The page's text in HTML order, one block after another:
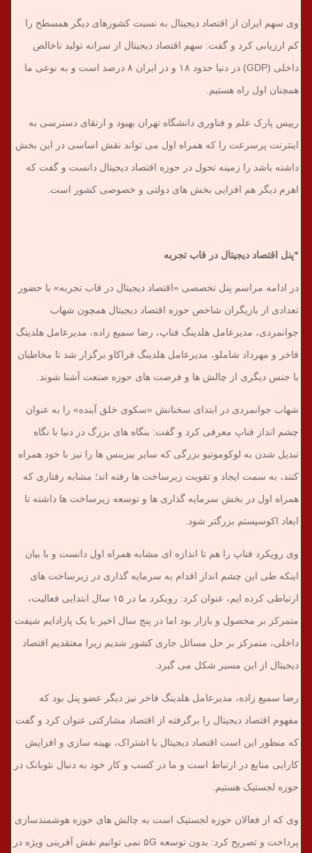
وی سهم ایران از اقتصاد دیجیتال به نسبت کشورهای دیگر همسطح را
کم ارزیابی کرد و گفت: سهم اقتصاد دیجیتال از سرانه تولید ناخالص
داخلی (GDP) در دنیا حدود ۱۸ و در ایران ۸ درصد است و به نوعی ما
همچنان اول راه هستیم.
رییس پارک علم و فناوری دانشگاه تهران بهبود و ارتقای دسترسی به
اینترنت پرسرعت را که همراه اول می تواند نقش اساسی در این بخش
داشته باشد را زمینه تحول در حوزه اقتصاد دیجیتال دانست و گفت که
اهرم دیگر هم افزایی بخش های دولتی و خصوصی کشور است.
*پنل اقتصاد دیجیتال در قاب تجربه
در ادامه مراسم پنل تخصصی «اقتصاد دیجیتال در قاب تجربه» با حضور
تعدادی از بازیگران شاخص حوزه اقتصاد دیجیتال همچون شهاب
جوانمردی، مدیرعامل هلدینگ فناپ، رضا سمیع زاده، مدیرعامل هلدینگ
فاخر و مهرداد شاملو، مدیرعامل هلدینگ فراکاو برگزار شد تا مخاطبان
با جنس دیگری از چالش ها و فرصت های حوزه صنعت آشنا شوند.
شهاب جوانمردی در ابتدای سخنانش «سکوی خلق آینده» را به عنوان
چشم انداز فناپ معرفی کرد و گفت: بنگاه های بزرگ در دنیا با نگاه
تبدیل شدن به لوکوموتیو بزرگی که سایر بیزینس ها را نیز با خود همراه
کنند، به سمت ایجاد و تقویت زیرساخت ها رفته اند؛ مشابه رفتاری که
همراه اول در بخش سرمایه گذاری ها و توسعه زیرساخت ها داشته تا
ابعاد اکوسیستم بزرگتر شود.
وی رویکرد فناپ را هم تا اندازه ای مشابه همراه اول دانست و با بیان
اینکه طی این چشم انداز اقدام به سرمایه گذاری در زیرساخت های
ارتباطی کرده ایم، عنوان کرد: رویکرد ما در ۱۵ سال ابتدایی فعالیت،
متمرکز بر محصول و بازار بود اما در پنج سال اخیر با یک پارادایم شیفت
داخلی، متمرکز بر حل مسائل جاری کشور شدیم زیرا معتقدیم اقتصاد
دیجیتال از این مسیر شکل می گیرد.
رضا سمیع زاده، مدیرعامل هلدینگ فاخر نیز دیگر عضو پنل بود که
مفهوم اقتصاد دیجیتال را برگرفته از اقتصاد مشارکتی عنوان کرد و گفت
که منظور این است اقتصاد دیجیتال با اشتراک، بهینه سازی و افزایش
کارایی منابع در ارتباط است و ما در کسب و کار خود به دنبال نئوبانک در
حوزه لجستیک هستیم.
وی که از فعالان حوزه لجستیک است به چالش های حوزه هوشمندسازی
پرداخت و تصریح کرد: بدون توسعه ۵G نمی توانیم نقش آفرینی ویژه در